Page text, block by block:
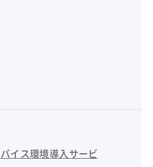
イス環境導入サービ